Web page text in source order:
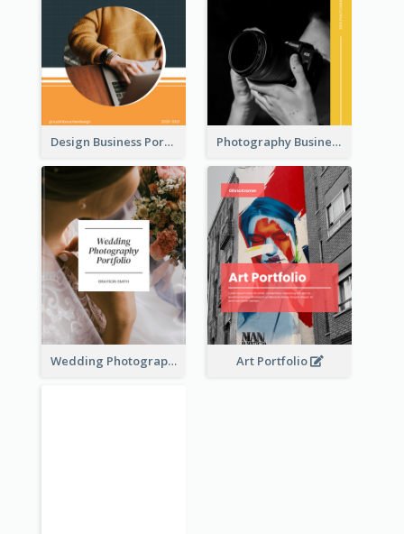
Design Business Portfolio Photography Business Portfolio
Wedding Photography Business Portfolio Art Portfolio